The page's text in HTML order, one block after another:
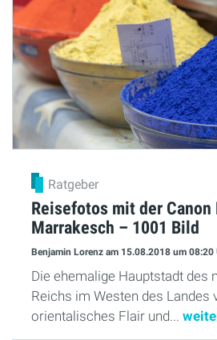
Ratgeber
Reisefotos mit der Canon
Marrakesch – 1001 Bild
Benjamin Lorenz am 15.08.2018 um 08:20
Die ehemalige Hauptstadt des
Reichs im Westen des Landes
orientalisches Flair und...